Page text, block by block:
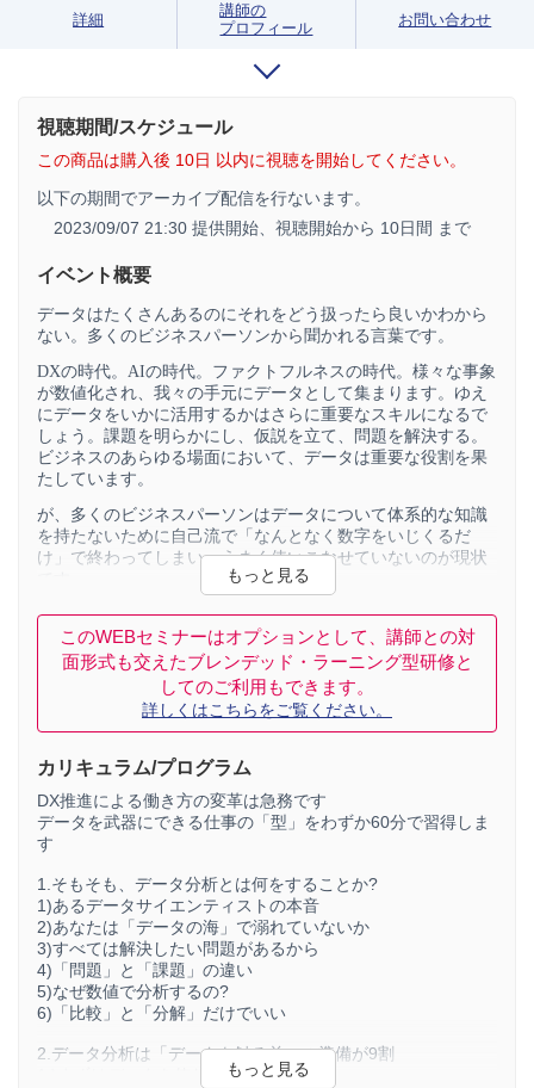
詳細
講師の
プロフィール
お問い合わせ
視聴期間/スケジュール
この商品は購入後 10日 以内に視聴を開始してください。
以下の期間でアーカイブ配信を行ないます。
2023/09/07 21:30 提供開始、 視聴開始から 10日間 まで
イベント概要
データはたくさんあるのにそれをどう扱ったら良いかわから
ない。多くのビジネスパーソンから聞かれる言葉です。
DXの時代。 AIの時代。ファクトフルネスの時代。様々な事象
が数値化され、我々の手元にデータとして集まります。ゆえ
にデータをいかに活用するかはさらに重要なスキルになるで
しょう。課題を明らかにし、仮説を立て、問題を解決する。
ビジネスのあらゆる場面において、データは重要な役割を果
たしています。
が、多くのビジネスパーソンはデータについて体系的な知識
を持たないために自己流で「なんとなく数字をいじくるだ
け」で終わってしまい、うまく使いこなせていないのが現状
この研修はビジネス数学教育の第一人者である深沢真太郎氏
が開発したオリジナルプログラム。データ分析の「そもそ
も」から学び、明日から使える仕事術として身につけます。
難しい理論や数式はまったく使わず、数字に苦手意識のある
方でもすぐに実践できる内容に厳選。数値やデータにもっと
強くなりたい方、初心者の方に向けた研修です。
【弊社プログラムの信頼性】
学習いただくプログラムは大手企業やプロ野球球団・ト
ップアスリートの育成研修に採用されており、多方面か
らご評価いただいている職業訓練ツールです。
主な実績は下記の通りです。
＜ 企業・団体 ＞
ソフトバンク／リクルート／京セラ／オリンパス／
SMBCコンサルティング／三菱
ィング／みずほ総合研究所／りそな総合研究所／公益財
団法人日本数学検定協会／日経BP
このWEBセミナーはオプションとして、講師との対
面形式も交えたブレンデッド・ラーニング型研修と
してのご利用もできます。
詳しくはこちらをご覧ください。
カリキュラム/プログラム
DX推進による働き方の変革は急務です
データを武器にできる仕事の「型」をわずか60分で習得しま
す
1.そもそも、データ分析とは何をすることか?
1)あるデータサイエンティストの本音
2)あなたは「データの海」で溺れていないか
3)すべては解決したい問題があるから
4)「問題」と「課題」の違い
5)なぜ数値で分析するの?
6)「比較」と「分解」だけでいい
2.データ分析は「データを触る前」の準備が9割
1 )まずはデータを使わないで分析せよ